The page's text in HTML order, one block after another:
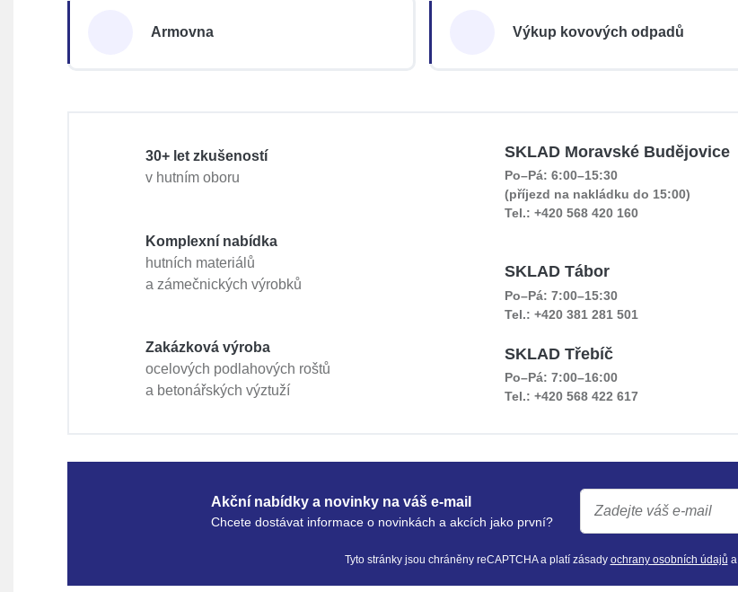
Armovna Výkup kovových odpadů
30+ let zkušeností
v hutním oboru
Komplexní nabídka
hutních materiálů
a zámečnických výrobků
Zakázková výroba
ocelových podlahových roštů
a betonářských výztuží
SKLAD Moravské Budějovice
Po–Pá: 6:00–15:30
(příjezd na nakládku do 15:00)
Tel.: +420 568 420 160
SKLAD Tábor
Po–Pá: 7:00–15:30
Tel.: +420 381 281 501
SKLAD Třebíč
Po–Pá: 7:00–16:00
Tel.: +420 568 422 617
Akční nabídky a novinky na váš e-mail
Chcete dostávat informace o novinkách a akcích jako první?
Tyto stránky jsou chráněny reCAPTCHA a platí zásady ochrany osobních údajů a